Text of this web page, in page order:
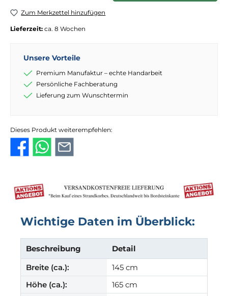
Zum Merkzettel hinzufügen
Lieferzeit: ca. 8 Wochen
Unsere Vorteile
Premium Manufaktur – echte Handarbeit
Persönliche Fachberatung
Lieferung zum Wunschtermin
Dieses Produkt weiterempfehlen:
Wichtige Daten im Überblick:
Beschreibung
Detail
Breite (ca.):
145 cm
Höhe (ca.):
165 cm